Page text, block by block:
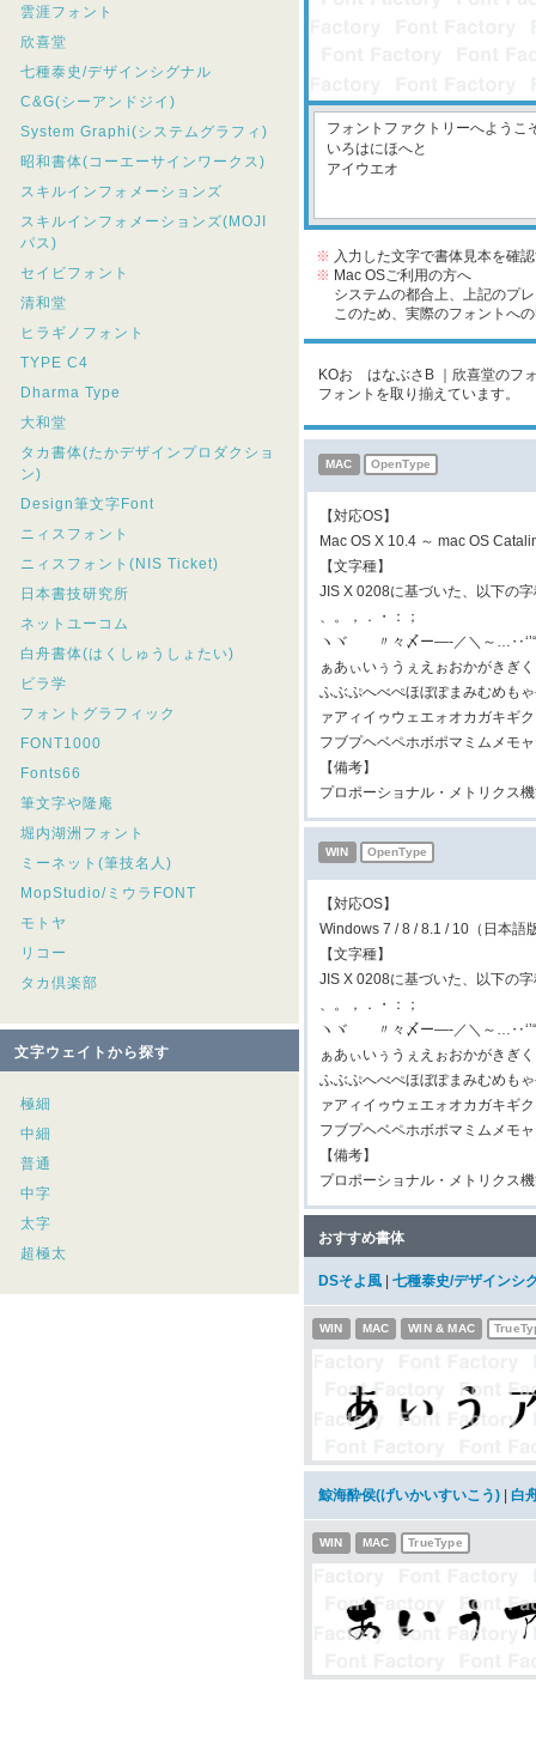
雲涯フォント
欣喜堂
七種泰史/デザインシグナル
C&G(シーアンドジイ)
System Graphi(システムグラフィ)
昭和書体(コーエーサインワークス)
スキルインフォメーションズ
スキルインフォメーションズ(MOJI
パス)
セイビフォント
清和堂
ヒラギノフォント
TYPE C4
Dharma Type
大和堂
タカ書体(たかデザインプロダクショ
ン)
Design筆文字Font
ニィスフォント
ニィスフォント(NIS Ticket)
日本書技研究所
ネットユーコム
白舟書体(はくしゅうしょたい)
ビラ学
フォントグラフィック
FONT1000
Fonts66
筆文字や隆庵
堀内湖洲フォント
ミーネット(筆技名人)
MopStudio/ミウラFONT
モトヤ
リコー
タカ倶楽部
文字ウェイトから探す
極細
中細
普通
中字
太字
超極太
※ 入力した文字で書体見本を確
※ Mac OSご利用の方へ
システムの都合上、上記のプ
このため、実際のフォントへの
KOおゝはなぶさB ｜欣喜堂のフ
フォントを取り揃えています。
MAC OpenType
【対応OS】
Mac OS X 10.4 ～ mac OS
【文字種】
JIS X 0208に基づいた、以下の
、。，．・：；
ヽヾゝゞ〃々〆ー―‐／＼～
ぁあぃいぅうぇえぉおかがきぎ
ふぶぷへべぺほぼぽまみむめも
ァアィイゥウェエォオカガキギ
フブプヘベペホボポマミムメモ
【備考】
プロポーショナル・メトリクス
WIN OpenType
【対応OS】
Windows 7 / 8 / 8.1 / 10（日本語
【文字種】
JIS X 0208に基づいた、以下の
、。，．・：；
ヽヾゝゞ〃々〆ー―‐／＼～
ぁあぃいぅうぇえぉおかがきぎ
ふぶぷへべぺほぼぽまみむめも
ァアィイゥウェエォオカガキギ
フブプヘベペホボポマミムメモ
【備考】
プロポーショナル・メトリクス
おすすめ書体
DSそよ風 七種泰史/デザインシ
WIN MAC WIN & MAC
鯨海酔侯(げいかいすいこう) 白
WIN MAC TrueType